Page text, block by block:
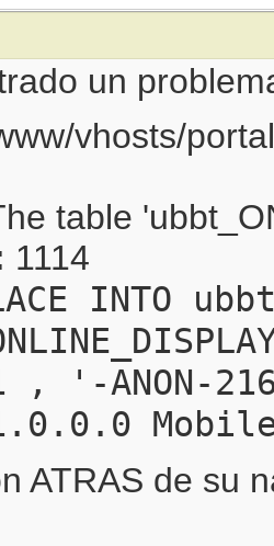
un
vhosts/
table
1114
INTO
1 , '-
ATRAS de su